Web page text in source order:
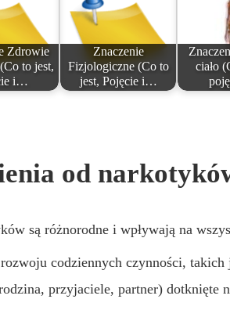
Zdrowie
to jest,
i…
Znaczenie
Fizjologiczne (Co to
jest, Pojęcie i…
ciało
od
są różnorodne i wpływają na
codziennych czynności, takich
przyjaciele, partner) dotknięte